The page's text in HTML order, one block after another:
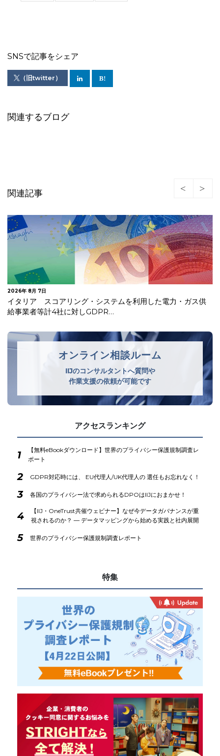
SNSで記事をシェア
（旧twitter）
関連するブログ
関連記事
2026年 7月 30日
オランダデータ保護局 生成AIモデルの開発・導入に関する
GDPRガイドラインを公表
オンライン相談ルーム
IIJのコンサルタントへ質問や
作業支援の依頼が可能です
アクセスランキング
1
【無料eBookダウンロード】世界のプライバシー保護規制調査レ
ポート
2 GDPR対応時には、 EU代理人/UK代理人の 選任もお忘れなく！
3 各国のプライバシー法で求められるDPOはIIJにおまかせ！
4
【IIJ・OneTrust共催ウェビナー】なぜ今データガバナンスが重
視されるのか？ ― データマッピングから始める実践と社内展開
5 世界のプライバシー保護規制調査レポート
特集